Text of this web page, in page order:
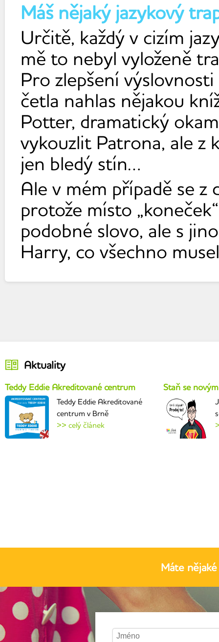
Máš nějaký jazykový
Určitě, každý v cizím
mě to nebyl vyloženě
Pro zlepšení
četla nahlas nějakou
Potter, dramatický
vykouzlit Patrona, ale z
jen bledý stín…
Ale v mém případě se z
protože místo
podobné slovo, ale s
Harry, co všechno
Aktuality
Teddy Eddie Akreditované centrum
Teddy Eddie Akreditované
centrum v Brně
>> celý článek
Staň se
Máte